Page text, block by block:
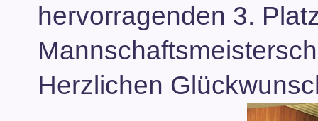
hervorragenden 3.
Herzlichen